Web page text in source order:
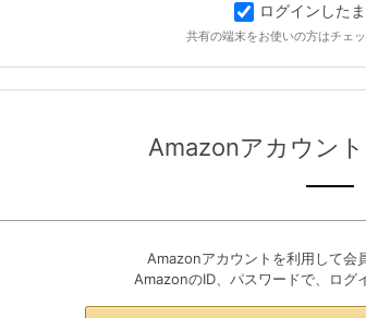
ログインした
共有の端末をお使いの方はチェ
Amazonアカウン
Amazonアカウントを利用して会
AmazonのID、パスワードで、ログ